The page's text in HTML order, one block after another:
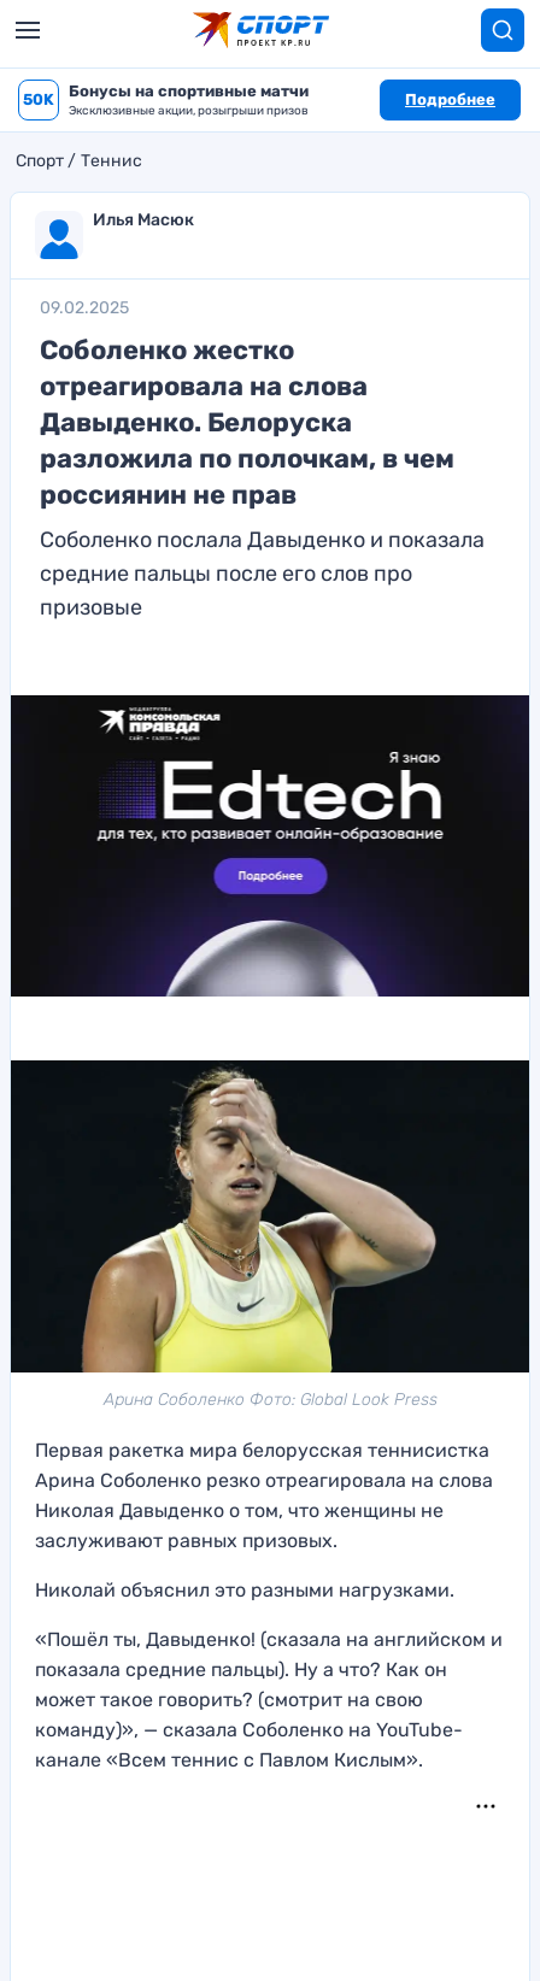
50K Бонусы на спортивные матчи
Эксклюзивные акции, розыгрыши призов
Подробнее
Спорт Теннис
Илья Масюк
09.02.2025
Соболенко жестко
отреагировала на слова
Давыденко. Белоруска
разложила по полочкам, в чем
россиянин не прав
Соболенко послала Давыденко и показала
средние пальцы после его слов про
призовые
Арина Соболенко Фото: Global Look Press
Первая ракетка мира белорусская теннисистка
Арина Соболенко резко отреагировала на слова
Николая Давыденко о том, что женщины не
заслуживают равных призовых.
Николай объяснил это разными нагрузками.
«Пошёл ты, Давыденко! (сказала на английском и
показала средние пальцы). Ну а что? Как он
может такое говорить? (смотрит на свою
команду)», — сказала Соболенко на YouTube-
канале «Всем теннис с Павлом Кислым».